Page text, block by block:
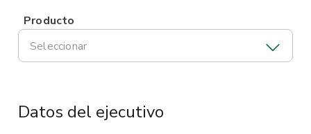
Producto
Seleccionar
Datos del ejecutivo